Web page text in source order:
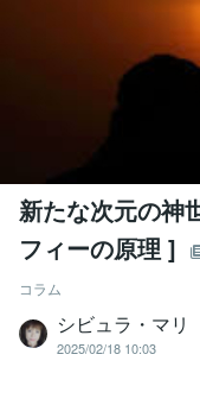
新たな次元の神
フィーの原理 ]
コラム
シビュラ・マリ
2025/02/18 10:03